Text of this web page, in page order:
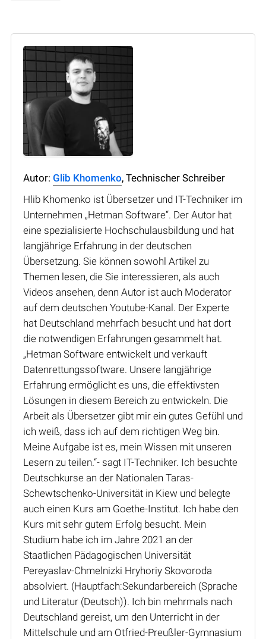
Autor: Glib Khomenko, Technischer Schreiber
Hlib Khomenko ist Übersetzer und IT-Techniker im
Unternehmen „Hetman Software“. Der Autor hat
eine spezialisierte Hochschulausbildung und hat
langjährige Erfahrung in der deutschen
Übersetzung. Sie können sowohl Artikel zu
Themen lesen, die Sie interessieren, als auch
Videos ansehen, denn Autor ist auch Moderator
auf dem deutschen Youtube-Kanal. Der Experte
hat Deutschland mehrfach besucht und hat dort
die notwendigen Erfahrungen gesammelt hat.
„Hetman Software entwickelt und verkauft
Datenrettungssoftware. Unsere langjährige
Erfahrung ermöglicht es uns, die effektivsten
Lösungen in diesem Bereich zu entwickeln. Die
Arbeit als Übersetzer gibt mir ein gutes Gefühl und
ich weiß, dass ich auf dem richtigen Weg bin.
Meine Aufgabe ist es, mein Wissen mit unseren
Lesern zu teilen.“- sagt IT-Techniker. Ich besuchte
Deutschkurse an der Nationalen Taras-
Schewtschenko-Universität in Kiew und belegte
auch einen Kurs am Goethe-Institut. Ich habe den
Kurs mit sehr gutem Erfolg besucht. Mein
Studium habe ich im Jahre 2021 an der
Staatlichen Pädagogischen Universität
Pereyaslav-Chmelnizki Hryhoriy Skovoroda
absolviert. (Hauptfach:Sekundarbereich (Sprache
und Literatur (Deutsch)). Ich bin mehrmals nach
Deutschland gereist, um den Unterricht in der
Mittelschule und am Otfried-Preußler-Gymnasium